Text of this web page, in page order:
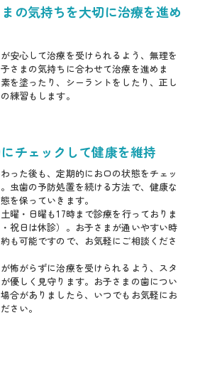
の気持ちを大切に治療を進め
安心して治療を受けられるよう、無理を
さまの気持ちに合わせて治療を進めま
を塗ったり、シーラントをしたり、正し
練習もします。
チェックして健康を維持
った後も、定期的にお口の状態をチェッ
虫歯の予防処置を続ける方法で、健康な
を保っていきます。
曜・日曜も17時まで診療を行っておりま
祝日は休診）。お子さまが通いやすい時
も可能ですので、お気軽にご相談くださ
怖がらずに治療を受けられるよう、スタ
優しく見守ります。お子さまの歯につい
合がありましたら、いつでもお気軽にお
さい。